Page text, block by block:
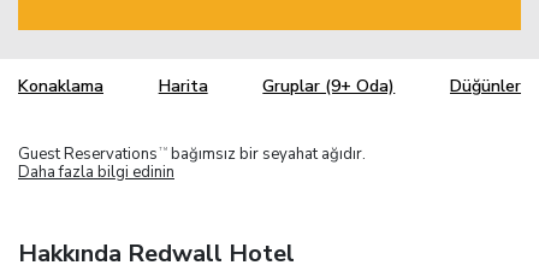
Konaklama Harita Gruplar (9+ Oda) Düğünler
Guest Reservations TM bağımsız bir seyahat ağıdır.
Daha fazla bilgi edinin
Hakkında Redwall Hotel